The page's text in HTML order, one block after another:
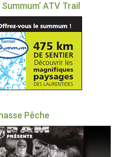
ATV Trail
Pêche